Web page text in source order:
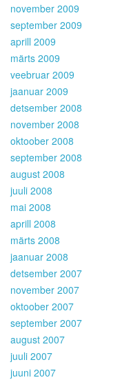
november 2009
september 2009
aprill 2009
märts 2009
veebruar 2009
jaanuar 2009
detsember 2008
november 2008
oktoober 2008
september 2008
august 2008
juuli 2008
mai 2008
aprill 2008
märts 2008
jaanuar 2008
detsember 2007
november 2007
oktoober 2007
september 2007
august 2007
juuli 2007
juuni 2007